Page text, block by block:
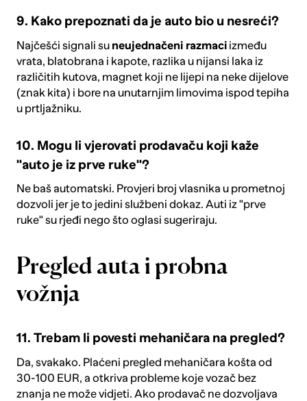
9. Kako prepoznati da je auto bio u nesreći?
Najčešći signali su neujednačeni razmaciizmeđu
vrata, blatobrana i kapote, razlika u nijansi laka iz
različitih kutova, magnet koji ne lijepi na neke dijelove
(znak kita) i bore na unutarnjim limovima ispod tepiha
u prtljažniku.
10. Mogu li vjerovati prodavaču koji kaže
"auto je iz prve ruke"?
Ne baš automatski. Provjeri broj vlasnika u prometnoj
dozvoli jer je to jedini službeni dokaz. Auti iz "prve
ruke" su rjeđi nego što oglasi sugeriraju.
Pregled auta i probna
vožnja
11. Trebam li povesti mehaničara na pregled?
Da, svakako. Plaćeni pregled mehaničara košta od
30-100 EUR, a otkriva probleme koje vozač bez
znanja ne može vidjeti. Ako prodavač ne dozvoljava